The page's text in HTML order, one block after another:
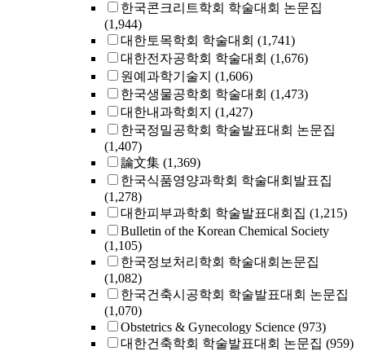
한국콘크리트학회 학술대회 논문집
(1,944)
대한토목학회 학술대회 (1,741)
대한전자공학회 학술대회 (1,676)
원예과학기술지 (1,606)
한국생물공학회 학술대회 (1,473)
대한내과학회지 (1,427)
한국정밀공학회 학술발표대회 논문집
(1,407)
論文集 (1,369)
한국식품영양과학회 학술대회발표집
(1,278)
대한피부과학회 학술발표대회집 (1,215)
Bulletin of the Korean Chemical Society
(1,105)
한국정보처리학회 학술대회논문집
(1,082)
한국건축시공학회 학술발표대회 논문집
(1,070)
Obstetrics & Gynecology Science (973)
대한건축학회 학술발표대회 논문집 (959)